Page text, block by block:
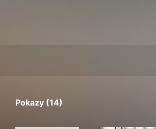
Pokazy (14)